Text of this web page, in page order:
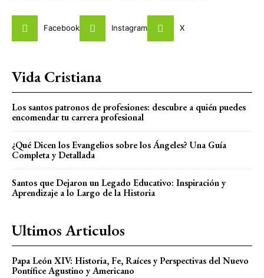
Facebook Instagram X
Vida Cristiana
Los santos patronos de profesiones: descubre a quién puedes
encomendar tu carrera profesional
¿Qué Dicen los Evangelios sobre los Ángeles? Una Guía
Completa y Detallada
Santos que Dejaron un Legado Educativo: Inspiración y
Aprendizaje a lo Largo de la Historia
Ultimos Articulos
Papa León XIV: Historia, Fe, Raíces y Perspectivas del Nuevo
Pontífice Agustino y Americano